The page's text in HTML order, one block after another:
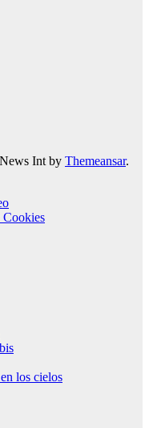
Int by Themeansar.
Cookies
los cielos